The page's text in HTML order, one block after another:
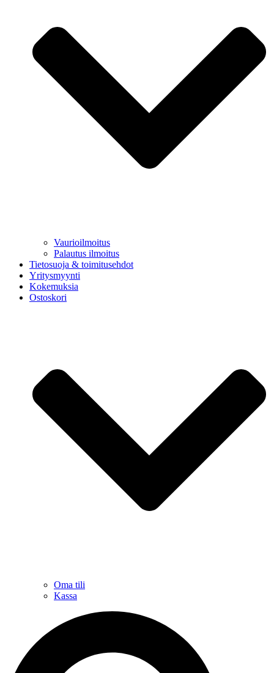
Vaurioilmoitus
Palautus ilmoitus
Tietosuoja & toimitusehdot
Yritysmyynti
Kokemuksia
Ostoskori
Oma tili
Kassa